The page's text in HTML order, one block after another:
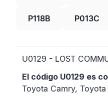
P118B P013C
U0129 - LOST
El código U0129 es
Toyota Camry,